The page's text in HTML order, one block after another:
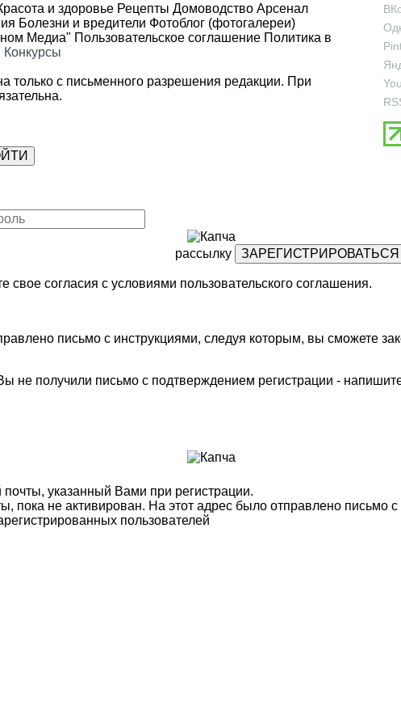
и здоровье Рецепты Домоводство Арсенал
Болезни и вредители Фотоблог (фотогалереи)
Медиа" Пользовательское соглашение Политика в
Конкурсы
только с письменного разрешения редакции. При
рассылку
свое согласия с условиями пользовательского соглашения.
письмо с инструкциями, следуя которым, вы сможете
не получили письмо с подтверждением регистрации -
указанный Вами при регистрации.
пока не активирован. На этот адрес было отправлено письмо
пользователей